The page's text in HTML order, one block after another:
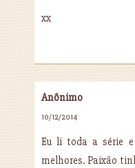
xx
Anônimo
10/12/2014
Eu li toda a série e
melhores. Paixão